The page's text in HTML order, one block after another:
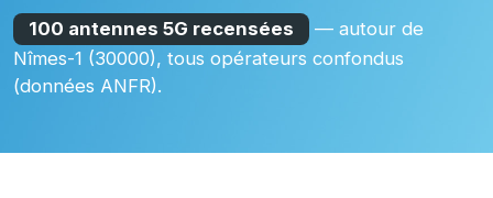
100 antennes 5G recensées
— autour de
Nîmes-1 (30000), tous opérateurs confondus
(données ANFR).